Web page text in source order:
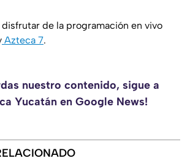
de la programación en vivo
Azteca 7.
nuestro contenido, sigue a
Yucatán en Google News!